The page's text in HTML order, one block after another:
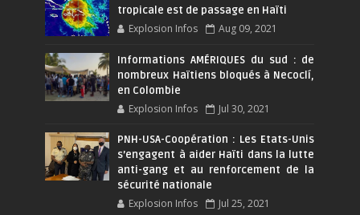
tropicale est de passage en Haïti
Explosion Infos Aug 09, 2021
Informations AMÉRIQUES du sud : de
nombreux Haïtiens bloqués à Necoclí,
en Colombie
Explosion Infos Jul 30, 2021
PNH-USA-Coopération : Les Etats-Unis
s’engagent à aider Haïti dans la lutte
anti-gang et au renforcement de la
sécurité nationale
Explosion Infos Jul 25, 2021